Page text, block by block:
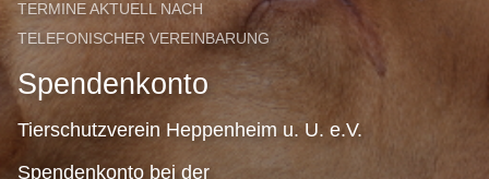
TERMINE AKTUELL NACH
TELEFONISCHER VEREINBARUNG
Spendenkonto
Tierschutzverein Heppenheim u. U. e.V.
Spendenkonto bei der